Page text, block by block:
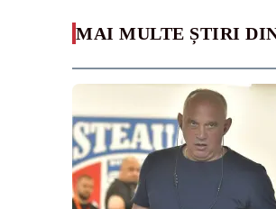
MAI MULTE ȘTIRI